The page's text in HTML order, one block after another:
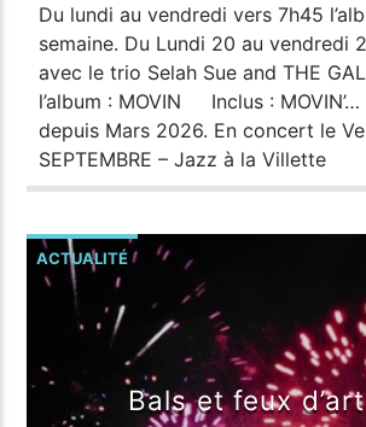
Du lundi au vendredi vers 7h45
semaine. Du Lundi 20 au vendredi
avec le trio Selah Sue and THE
l’album : MOVIN Inclus :
depuis Mars 2026. En concert le
SEPTEMBRE – Jazz à la Villette
ACTUALITÉ
Bals et feux